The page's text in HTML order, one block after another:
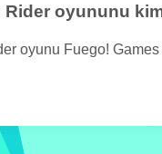
Rider oyununu
oyunu Fuego! Games